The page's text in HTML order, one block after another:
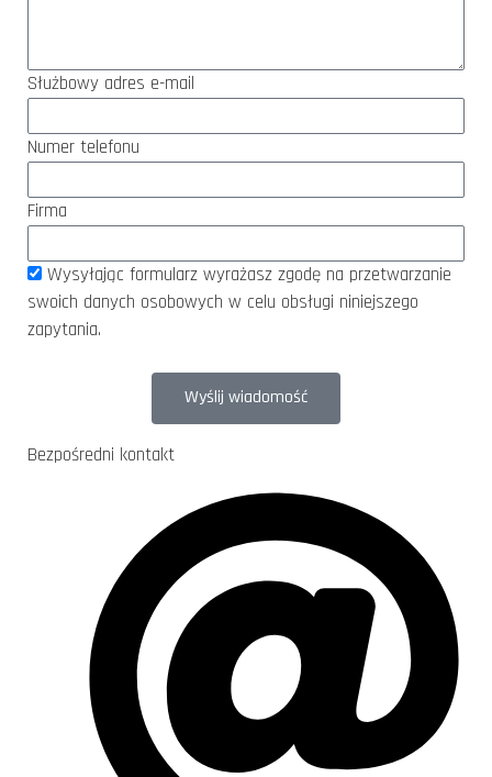
Służbowy adres e-mail
Numer telefonu
Firma
Wysyłając formularz wyrażasz zgodę na przetwarzanie
swoich danych osobowych w celu obsługi niniejszego
zapytania.
Wyślij wiadomość
Bezpośredni kontakt